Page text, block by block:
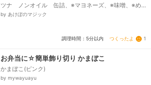
ツナ ノンオイル 缶詰、※マヨネーズ、※味噌、※め
んつゆ、※てんさい糖、※純米酢、※白胡椒、ご飯
by あけぼのマジック
調理時間：5分以内 つくったよ 1
お弁当に☆簡単飾り切り かまぼこ
かまぼこ(ピンク)
by mywayuayu